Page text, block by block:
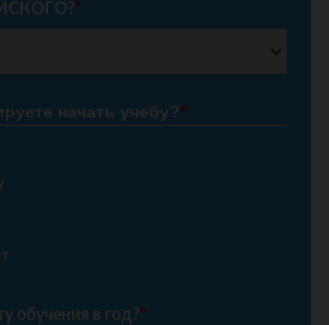
*
начать учебу?*
обучения в год?*